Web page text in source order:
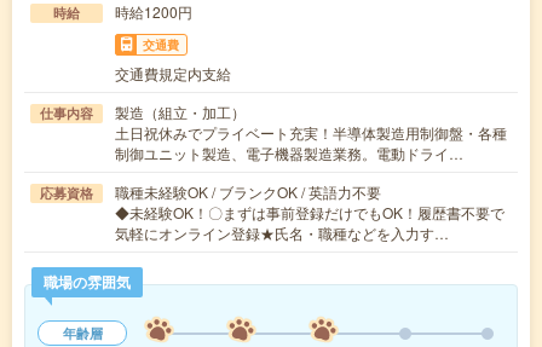
時給 時給1200円
交通費
交通費規定内支給
仕事内容
製造（組立・加工）
土日祝休みでプライベート充実！半導体製造用制御盤・各種
制御ユニット製造、電子機器製造業務。電動ドライ…
応募資格
職種未経験OK / ブランクOK / 英語力不要
◆未経験OK！〇まずは事前登録だけでもOK！履歴書不要で
気軽にオンライン登録★氏名・職種などを入力す…
職場の雰囲気
年齢層